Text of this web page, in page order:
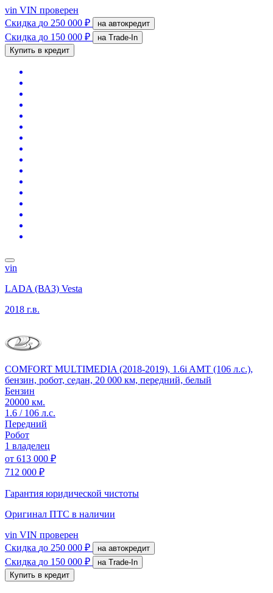
vin VIN проверен
Скидка до 250 000 ₽ на автокредит
Скидка до 150 000 ₽
на Trade-In
Купить в кредит
vin
LADA (ВАЗ) Vesta
2018 г.в.
COMFORT MULTIMEDIA (2018-2019), 1.6i AMT (106 л.с.),
бензин, робот, седан, 20 000 км, передний, белый
Бензин
20000 км.
1.6 / 106 л.с.
Передний
Робот
1 владелец
от 613 000 ₽
712 000 ₽
Гарантия юридической чистоты
Оригинал ПТС в наличии
vin VIN проверен
Скидка до 250 000 ₽ на автокредит
Скидка до 150 000 ₽
на Trade-In
Купить в кредит